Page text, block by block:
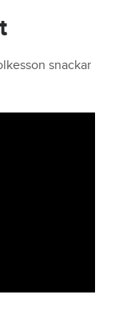
snackar